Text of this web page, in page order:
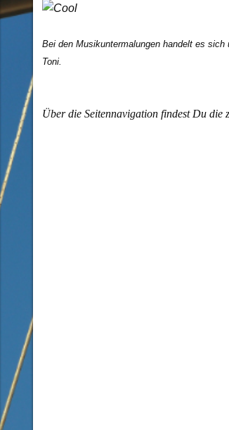
Bei den Musikuntermalungen handelt es
Toni.
Über die Seitennavigation findest Du die